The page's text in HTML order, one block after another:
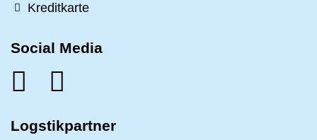
Kreditkarte
Social Media
Logstikpartner